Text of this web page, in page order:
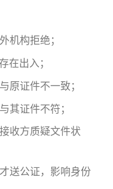
机构拒绝；
在出入；
原证件不一致；
其证件不符；
收方质疑文件状
送公证，影响身份